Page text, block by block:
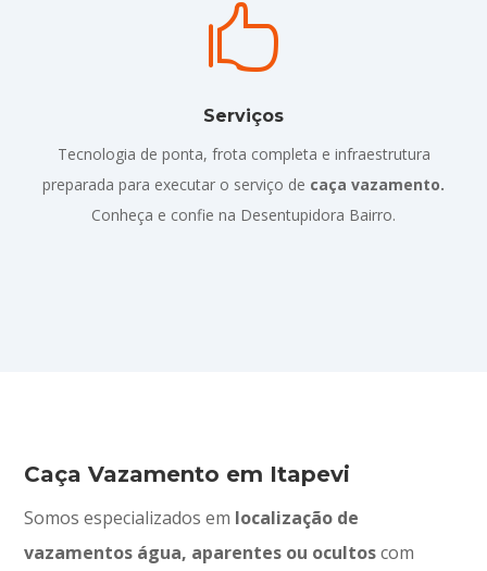

Serviços
Tecnologia de ponta, frota completa e infraestrutura
preparada para executar o serviço de caça vazamento.
Conheça e confie na Desentupidora Bairro.
Caça Vazamento em Itapevi
Somos especializados em localização de
vazamentos água, aparentes ou ocultoscom